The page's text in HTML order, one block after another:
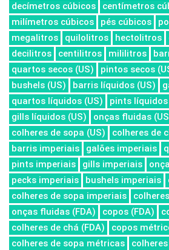
decímetros cúbicos
centímetros
milímetros cúbicos
pés cúbicos
megalitros
quilolitros hectolitros
decilitros
centilitros mililitros
quartos secos (US)
pintos secos
bushels (US)
barris líquidos (US)
quartos líquidos (US)
pints líquidos
gills líquidos (US)
onças fluidas
colheres de sopa (US)
colheres de
barris imperiais
galões imperiais
pints imperiais
gills imperiais
pecks imperiais
bushels imperiais
colheres de sopa imperiais
onças fluidas (FDA)
copos (FDA)
colheres de chá (FDA)
copos
colheres de sopa métricas